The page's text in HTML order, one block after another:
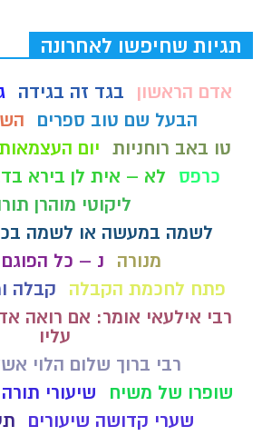
תגיות שחיפשו לאחרונה
אדם הראשון בגד זה בגידה
הבעל שם טוב ספרים
טו באב רוחניות יום
כרפס
לא – אית לן בירא
ליקוטי מוהרן
לשמה במעשה או לשמה
מנורה
נ – כל
פתח לחכמת הקבלה
קבלה
רבי אילעאי אומר: אם רואה
עליו
רבי ברוך שלום הלוי
שופרו של משיח
שיעורי
שערי קדושה שיעורים